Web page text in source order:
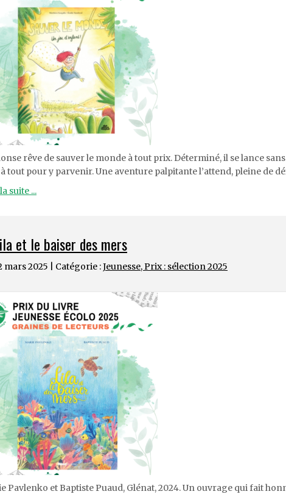
rêve de sauver le monde à tout prix. Déterminé, il se lance
tout pour y parvenir. Une aventure palpitante l’attend, pleine de
suite ...
et le baiser des mers
mars 2025 | Catégorie :Jeunesse,Prix : sélection 2025
Pavlenko et Baptiste Puaud, Glénat, 2024. Un ouvrage qui fait